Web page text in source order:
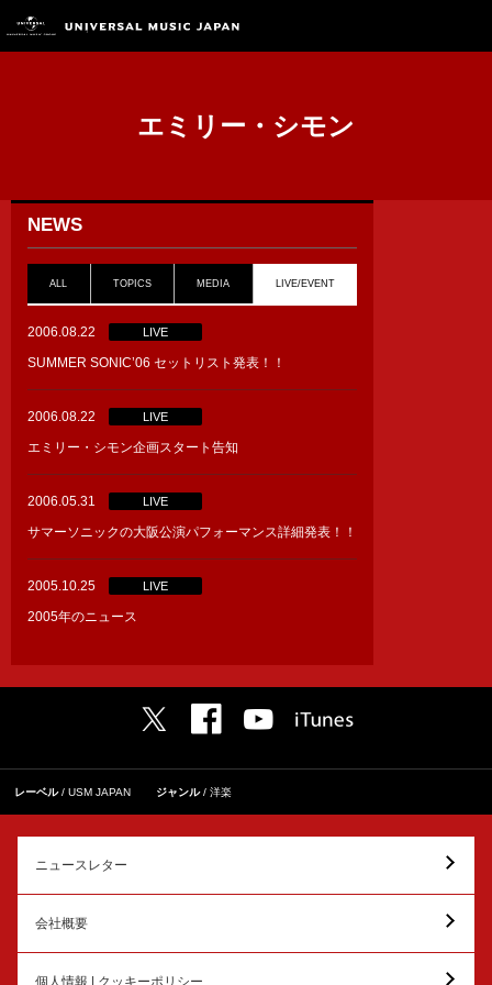
エミリー・シモン
NEWS
ALL TOPICS MEDIA LIVE/EVENT
2006.08.22 LIVE
SUMMER SONIC’06 セットリスト発表！！
2006.08.22 LIVE
エミリー・シモン企画スタート告知
2006.05.31 LIVE
サマーソニックの大阪公演パフォーマンス詳細発表！！
2005.10.25 LIVE
2005年のニュース
レーベル USM JAPAN ジャンル 洋楽
ニュースレター
会社概要
個人情報 | クッキーポリシー